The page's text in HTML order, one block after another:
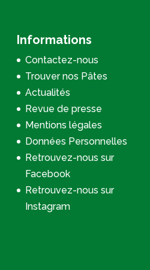
Informations
Contactez-nous
Trouver nos Pâtes
Actualités
Revue de presse
Mentions légales
Données Personnelles
Retrouvez-nous sur
Facebook
Retrouvez-nous sur
Instagram